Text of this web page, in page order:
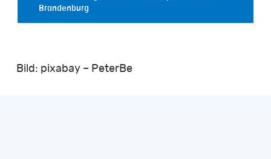
Brandenburg
Bild: pixabay – PeterBe